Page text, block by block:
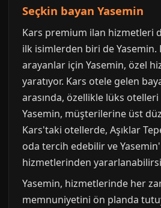
Seçkin bayan Yasemin
Kars premium ilan hizmetleri
ilk isimlerden biri de Yasemin.
arayanlar için Yasemin, özel
yaratıyor. Kars otele gelen
arasında, özellikle lüks
Yasemin, müşterilerine üst
Kars'taki otellerde, Aşıklar
oda tercih edebilir ve
hizmetlerinden
Yasemin, hizmetlerinde her
memnuniyetini ön planda